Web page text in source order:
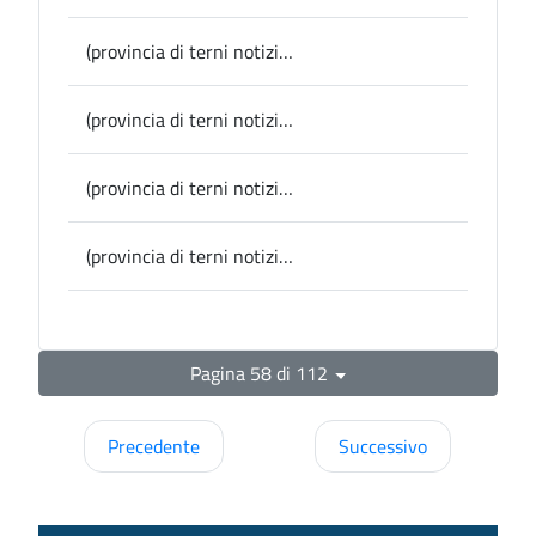
(provincia di terni notizie) Al via giovedì la due giorni dedicata a “Game Chef-Pentathlon della Salute”, la sfida sportivo-culinaria fra gli istituti Alberghieri di Terni e Orvieto, ideata dalla Provincia di Terni nell’ambito del progetto di inclusione, crescita dei giovani e corretti stili di vita
(provincia di terni notizie) Narni, il Comune lancia il progetto esosport per il recupero e riciclo di attrezzatura sportive a fine ciclo
(provincia di terni notizie) San Gemini, teatro: il programma degli spettacoli fino a maggio
(provincia di terni notizie) “Vette in Vista”, presentato in Provincia il programma della 14esima edizione
Pagina 58 di 112
Precedente Successivo